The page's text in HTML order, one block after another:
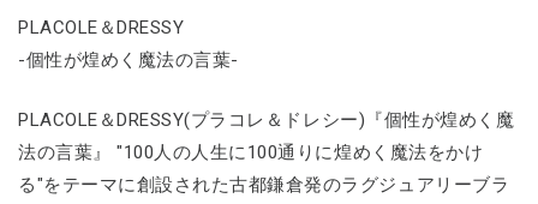
PLACOLE＆DRESSY
-個性が煌めく魔法の言葉-
PLACOLE＆DRESSY(プラコレ＆ドレシー)『個性が煌めく魔
法の言葉』 "100人の人生に100通りに煌めく魔法をかけ
る"をテーマに創設された古都鎌倉発のラグジュアリーブラ